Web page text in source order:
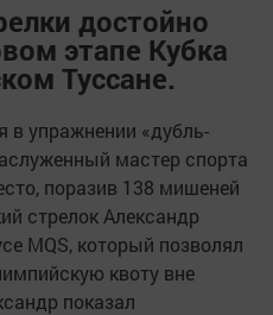
достойно
этапе Кубка
Туссане.
в упражнении «дубль-
мастер спорта
поразив 138 мишеней
стрелок Александр
MQS, который позволял
квоту вне
показал